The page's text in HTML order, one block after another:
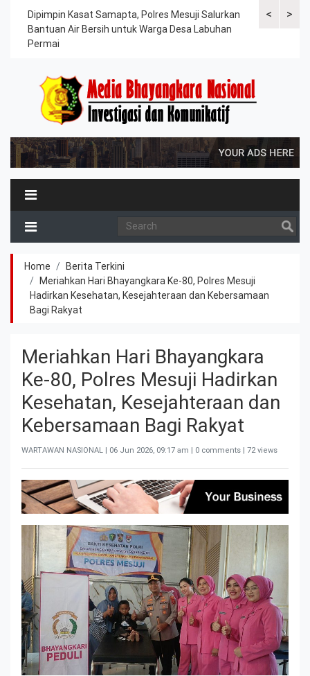
<
Dipimpin Kasat Samapta, Polres Mesuji Salurkan
Bantuan Air Bersih untuk Warga Desa Labuhan
Permai
Polres>
Home
Berita Terkini
Meriahkan Hari Bhayangkara Ke-80, Polres Mesuji
Hadirkan Kesehatan, Kesejahteraan dan Kebersamaan
Bagi Rakyat
Meriahkan Hari Bhayangkara
Ke-80, Polres Mesuji Hadirkan
Kesehatan, Kesejahteraan dan
Kebersamaan Bagi Rakyat
WARTAWAN NASIONAL | 06 Jun 2026, 09:17 am | 0 comments | 72 views